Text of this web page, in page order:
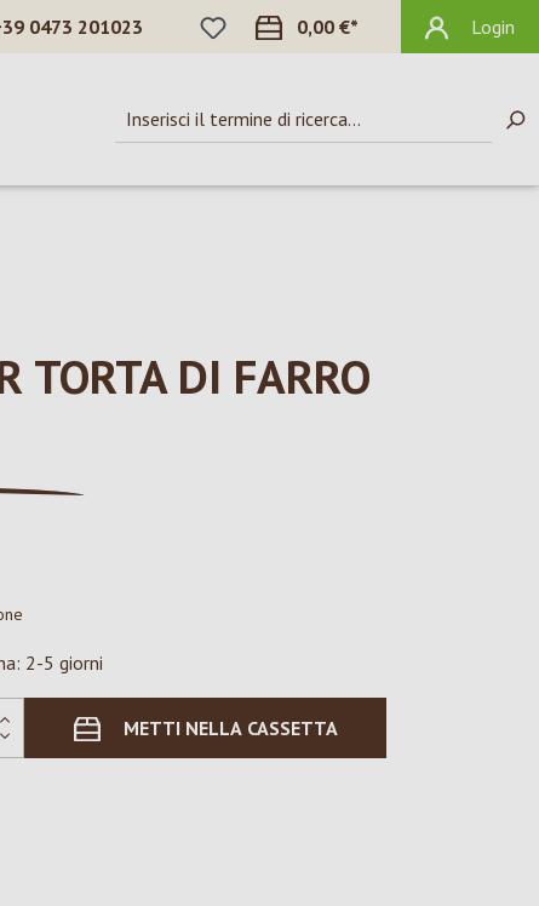
0473 201023
HAI 0 ARTICOLI NELLA LISTA DEI
0,00 €* Login
TORTA DI FARRO
2-5 giorni
METTI NELLA CASSETTA